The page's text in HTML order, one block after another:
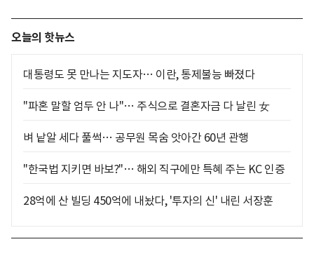
오늘의 핫뉴스
대통령도 못 만나는 지도자… 이란, 통제불능 빠졌다
"파혼 말할 엄두 안 나"… 주식으로 결혼자금 다 날린 女
벼 낱알 세다 풀썩… 공무원 목숨 앗아간 60년 관행
"한국법 지키면 바보?"… 해외 직구에만 특혜 주는 KC 인증
28억에 산 빌딩 450억에 내놨다, '투자의 신' 내린 서장훈